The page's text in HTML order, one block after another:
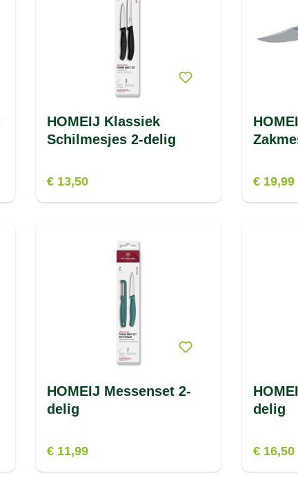
HOMEIJ Klassiek
Schilmesjes 2-delig
€ 13,50 € 19,99
HOMEIJ Messenset 2-
delig
€ 11,99
delig
€ 16,50